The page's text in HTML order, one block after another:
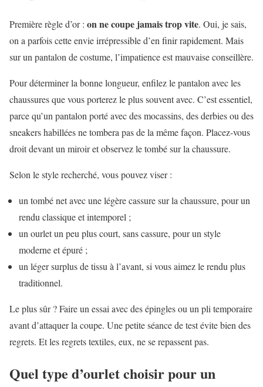
Première règle d’or : on ne coupe jamais trop vite. Oui, je sais,
on a parfois cette envie irrépressible d’en finir rapidement. Mais
sur un pantalon de costume, l’impatience est mauvaise conseillère.
Pour déterminer la bonne longueur, enfilez le pantalon avec les
chaussures que vous porterez le plus souvent avec. C’est essentiel,
parce qu’un pantalon porté avec des mocassins, des derbies ou des
sneakers habillées ne tombera pas de la même façon. Placez-vous
droit devant un miroir et observez le tombé sur la chaussure.
Selon le style recherché, vous pouvez viser :
un tombé net avec une légère cassure sur la chaussure, pour un
rendu classique et intemporel ;
un ourlet un peu plus court, sans cassure, pour un style
moderne et épuré ;
un léger surplus de tissu à l’avant, si vous aimez le rendu plus
traditionnel.
Le plus sûr ? Faire un essai avec des épingles ou un pli temporaire
avant d’attaquer la coupe. Une petite séance de test évite bien des
regrets. Et les regrets textiles, eux, ne se repassent pas.
Quel type d’ourlet choisir pour un